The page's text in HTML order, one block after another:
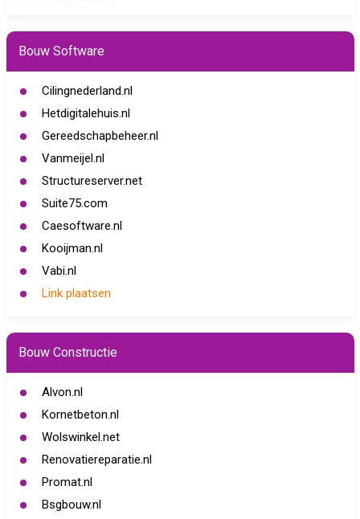
Bouw Software
Cilingnederland.nl
Hetdigitalehuis.nl
Gereedschapbeheer.nl
Vanmeijel.nl
Structureserver.net
Suite75.com
Caesoftware.nl
Kooijman.nl
Vabi.nl
Link plaatsen
Bouw Constructie
Alvon.nl
Kornetbeton.nl
Wolswinkel.net
Renovatiereparatie.nl
Promat.nl
Bsgbouw.nl